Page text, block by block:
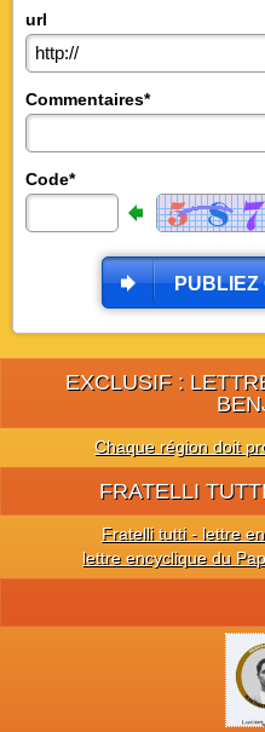
url
Commentaires*
Code*
PUBLIEZ
EXCLUSIF :
Chaque région doit
FRATELLI
Fratelli tutti - lettre
lettre encyclique du